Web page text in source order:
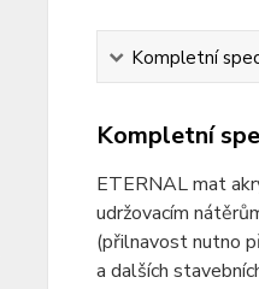
Kompletní
Kompletní
ETERNAL mat
udržovacím
(přilnavost nutno
a dalších